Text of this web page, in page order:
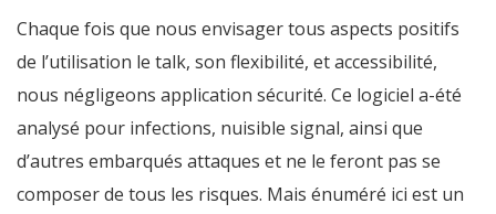
Chaque fois que nous envisager tous aspects positifs
de l’utilisation le talk, son flexibilité, et accessibilité,
nous négligeons application sécurité. Ce logiciel a-été
analysé pour infections, nuisible signal, ainsi que
d’autres embarqués attaques et ne le feront pas se
composer de tous les risques. Mais énuméré ici est un